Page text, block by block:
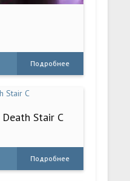
Подробнее
Stair C
Подробнее